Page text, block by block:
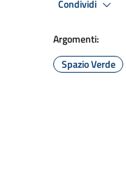
Condividi
Argomenti:
Spazio Verde